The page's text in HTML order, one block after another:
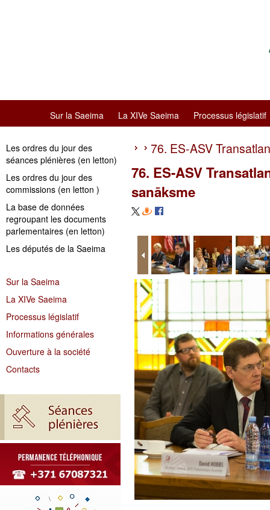
Sur la Saeima La XIVe Saeima Processus législatif
Les ordres du jour des
séances plénières (en letton)
Les ordres du jour des
commissions (en letton )
La base de données
regroupant les documents
parlementaires (en letton)
Les députés de la Saeima
Sur la Saeima
La XIVe Saeima
Processus législatif
Informations générales
Ouverture à la société
Contacts
76. ES-ASV
76. ES-ASV
sanāksme